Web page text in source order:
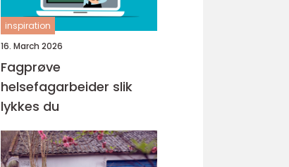
inspiration
16. March 2026
Fagprøve
helsefagarbeider slik
lykkes du